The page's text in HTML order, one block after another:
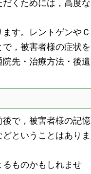
くためには，高度な
す。レントゲンやＣ
，被害者様の症状を
先・治療方法・後遺
で，被害者様の記憶
ということはありま
ものかもしれませ